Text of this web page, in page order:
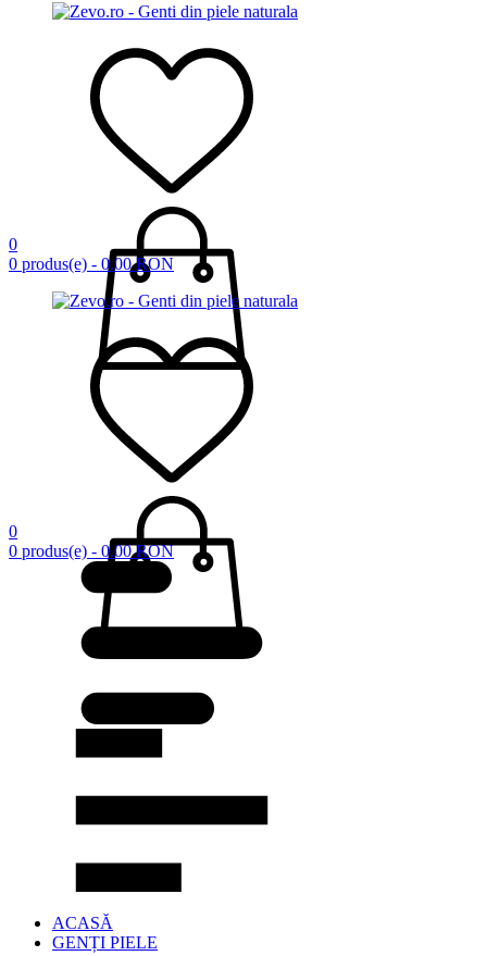
0
0 produs(e) - 0.00 RON
0
0 produs(e) - 0.00 RON
ACASĂ
GENȚI PIELE